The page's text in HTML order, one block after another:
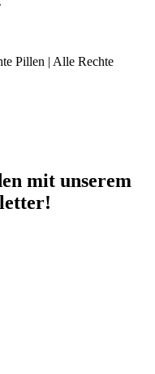
Pillen | Alle Rechte
mit unserem
!